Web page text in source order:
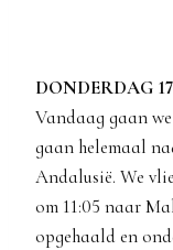
DONDERDAG
Vandaag gaan
gaan helemaal
Andalusië. We
om 11:05 naar
opgehaald en